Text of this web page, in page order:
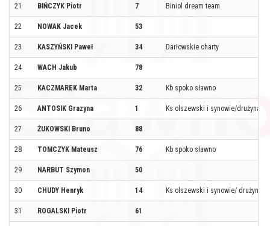
21 BIŃCZYK Piotr 7 Biniol dream team
22 NOWAK Jacek 53
23 KASZYŃSKI Paweł 34 Darłowskie charty
24 WACH Jakub 78
25 KACZMAREK Marta 32 Kb spoko sławno
26 ANTOSIK Grazyna 1 Ks olszewski i synowie/drużyna
27 ŻUKOWSKI Bruno 88
28 TOMCZYK Mateusz 76 Kb spoko sławno
29 NARBUT Szymon 50
30 CHUDY Henryk 14 Ks olszewski i synowie/ drużyna
31 ROGALSKI Piotr 61